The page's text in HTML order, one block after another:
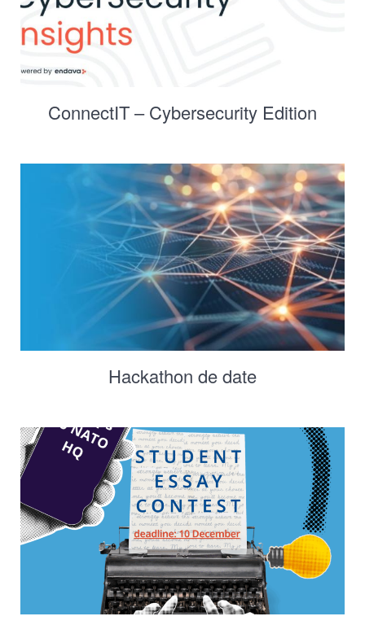
ConnectIT – Cybersecurity Edition
Hackathon de date